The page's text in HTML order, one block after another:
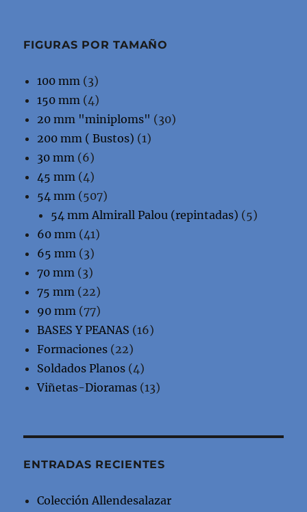
FIGURAS POR TAMAÑO
100 mm (3)
150 mm (4)
20 mm "miniploms" (30)
200 mm ( Bustos) (1)
30 mm (6)
45 mm (4)
54 mm (507)
54 mm Almirall Palou (repintadas) (5)
60 mm (41)
65 mm (3)
70 mm (3)
75 mm (22)
90 mm (77)
BASES Y PEANAS (16)
Formaciones (22)
Soldados Planos (4)
Viñetas-Dioramas (13)
ENTRADAS RECIENTES
Colección Allendesalazar